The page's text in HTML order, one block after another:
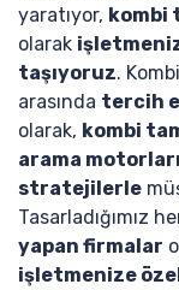
yaratıyor, kombi
olarak
taşıyoruz.
arasında tercih
olarak, kombi
arama
stratejilerle
Tasarladığımız
yapan firmalar
işletmenize